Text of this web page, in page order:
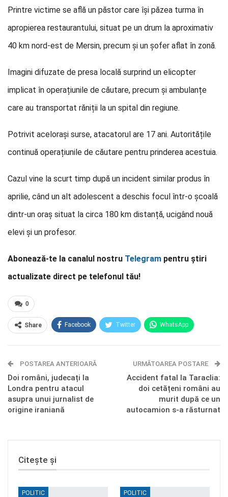
Printre victime se află un păstor care își păzea turma în
apropierea restaurantului, situat pe un drum la aproximativ
40 km nord-est de Mersin, precum și un șofer aflat în zonă.
Imagini difuzate de presa locală surprind un elicopter
implicat în operațiunile de căutare, precum și ambulanțe
care au transportat răniții la un spital din regiune.
Potrivit acelorași surse, atacatorul are 17 ani. Autoritățile
continuă operațiunile de căutare pentru prinderea acestuia.
Cazul vine la scurt timp după un incident similar produs în
aprilie, când un alt adolescent a deschis focul într-o școală
dintr-un oraș situat la circa 180 km distanță, ucigând nouă
elevi și un profesor.
Abonează-te la canalul nostru Telegram pentru știri
actualizate direct pe telefonul tău!
0
Share Facebook Twitter WhatsApp
Telegram OK.ru
POSTAREA ANTERIOARĂ
Doi români, judecați la
Londra pentru atacul
asupra unui jurnalist de
origine iraniană
URMĂTOAREA POSTARE
Accident fatal la Taraclia:
doi cetățeni români au
murit după ce un
autocamion s-a răsturnat
Citește și
POLITIC POLITIC